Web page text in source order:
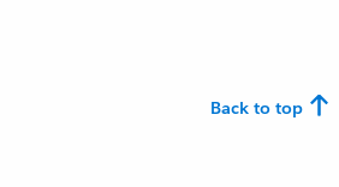
Back to top